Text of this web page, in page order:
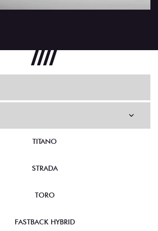
TITANO
STRADA
TORO
FASTBACK HYBRID